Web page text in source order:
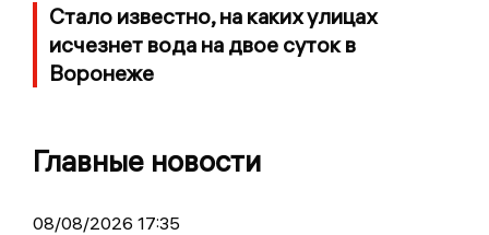
Стало известно, на каких улицах
исчезнет вода на двое суток в
Воронеже
Главные новости
08/08/2026 17:35